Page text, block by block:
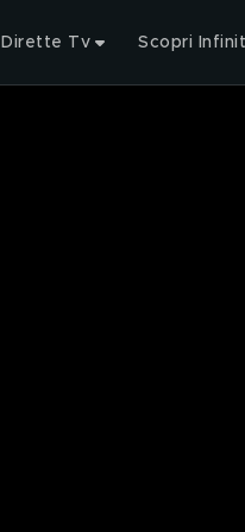
Dirette Tv Scopri